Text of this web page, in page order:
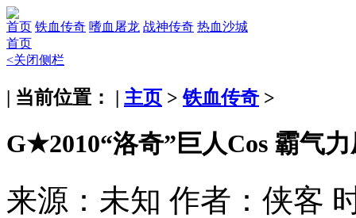
首页 铁血传奇 嗜血屠龙 战神传奇 热血沙城
首页
<关闭侧栏
| 当前位置： | 主页 >铁血传奇 >
G★2010“洛奇”巨人Cos 霸气
来源：未知 作者：侠客